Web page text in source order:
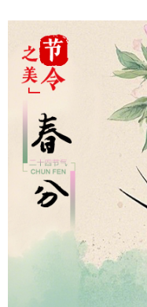
辽宁 吉林
浙江 安徽
山东 河南
广东 广西
四川 贵州
陕西 甘肃